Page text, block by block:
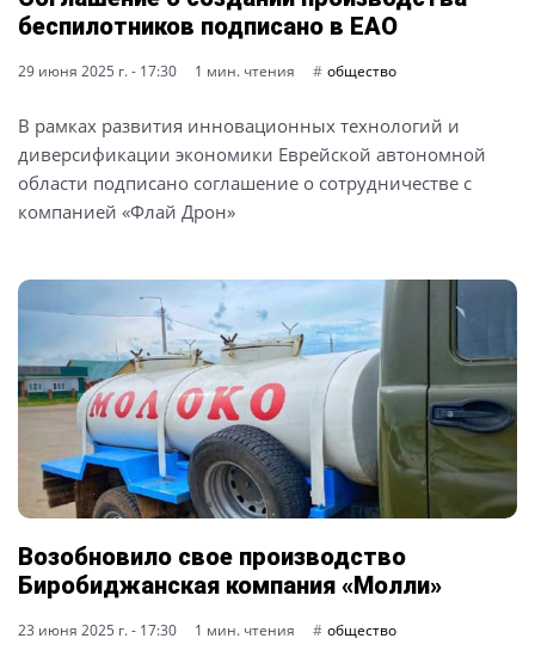
беспилотников подписано в ЕАО
29 июня 2025 г. - 17:30 1 мин. чтения общество
В рамках развития инновационных технологий и
диверсификации экономики Еврейской автономной
области подписано соглашение о сотрудничестве с
компанией «Флай Дрон»
Возобновило свое производство
Биробиджанская компания «Молли»
23 июня 2025 г. - 17:30 1 мин. чтения общество